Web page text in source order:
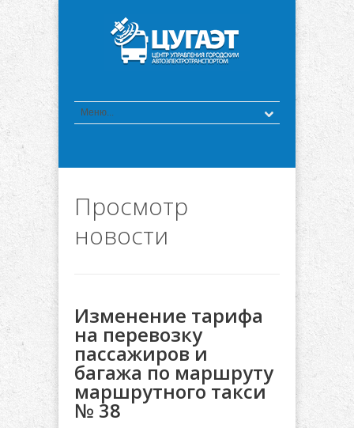
Просмотр
новости
Изменение тарифа
на перевозку
пассажиров и
багажа по маршруту
маршрутного такси
№ 38